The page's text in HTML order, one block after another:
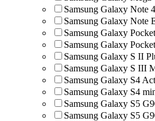
Samsung Galaxy Note
Samsung Galaxy Note
Samsung Galaxy
Samsung Galaxy
Samsung Galaxy S II
Samsung Galaxy S III
Samsung Galaxy S4
Samsung Galaxy S4
Samsung Galaxy S5
Samsung Galaxy S5